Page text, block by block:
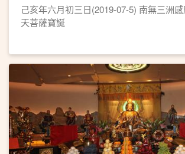
己亥年六月初三日(2019-07-5) 南無三洲
天菩薩寶誕